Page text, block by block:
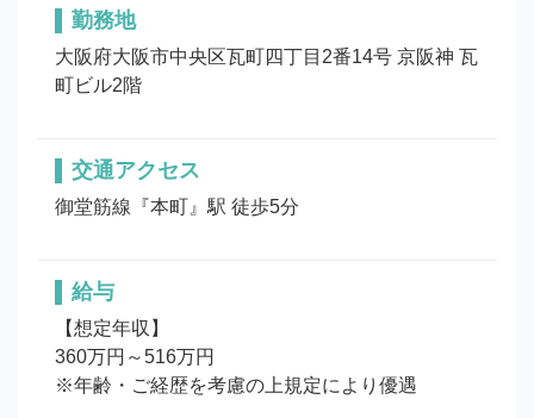
勤務地
大阪府大阪市中央区瓦町四丁目2番14号 京阪神 瓦
町ビル2階
交通アクセス
御堂筋線『本町』駅 徒歩5分
給与
【想定年収】
360万円～516万円
※年齢・ご経歴を考慮の上規定により優遇